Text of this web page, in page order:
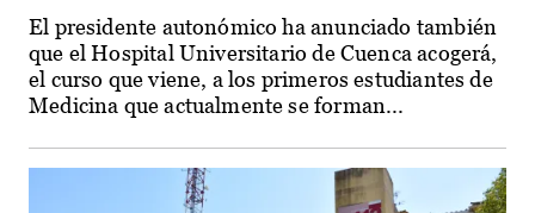
El presidente autonómico ha anunciado también
que el Hospital Universitario de Cuenca acogerá,
el curso que viene, a los primeros estudiantes de
Medicina que actualmente se forman...